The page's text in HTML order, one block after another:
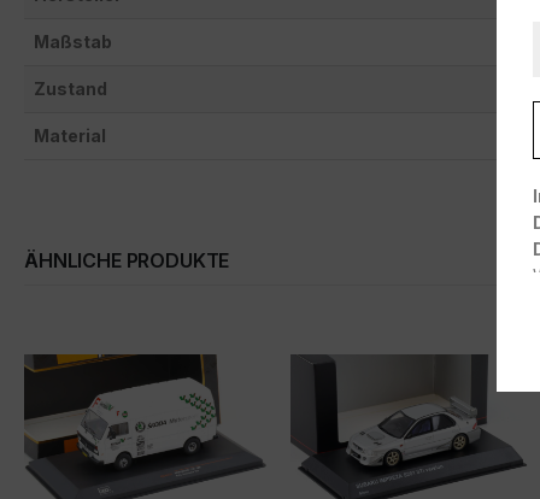
Maßstab
Zustand
Material
ÄHNLICHE PRODUKTE